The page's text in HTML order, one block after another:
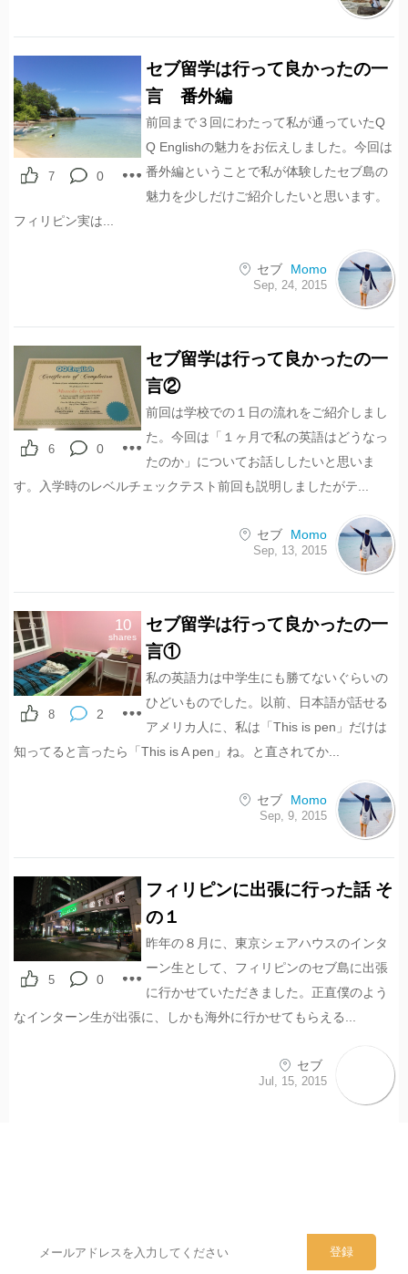
0
7
セブ留学は行って良かったの一
言 番外編
前回まで３回にわたって私が通っていたQ
Q Englishの魅力をお伝えしました。今回は
番外編ということで私が体験したセブ島の
魅力を少しだけご紹介したいと思います。
フィリピン実は...
セブ Momo
Sep, 24, 2015
0
6
セブ留学は行って良かったの一
言②
前回は学校での１日の流れをご紹介しまし
た。今回は「１ヶ月で私の英語はどうなっ
たのか」についてお話ししたいと思いま
す。入学時のレベルチェックテスト前回も説明しましたがテ...
セブ Momo
Sep, 13, 2015
10
shares
2
8
セブ留学は行って良かったの一
言①
私の英語力は中学生にも勝てないぐらいの
ひどいものでした。以前、日本語が話せる
アメリカ人に、私は「This is pen」だけは
知ってると言ったら「This is A pen」ね。と直されてか...
セブ Momo
Sep, 9, 2015
0
5
フィリピンに出張に行った話 そ
の１
昨年の８月に、東京シェアハウスのインタ
ーン生として、フィリピンのセブ島に出張
に行かせていただきました。正直僕のよう
なインターン生が出張に、しかも海外に行かせてもらえる...
セブ
Jul, 15, 2015